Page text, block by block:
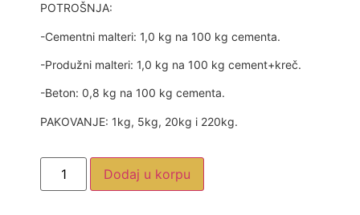
POTROŠNJA:
-Cementni malteri: 1,0 kg na 100 kg cementa.
-Produžni malteri: 1,0 kg na 100 kg cement+kreč.
-Beton: 0,8 kg na 100 kg cementa.
PAKOVANJE: 1kg, 5kg, 20kg i 220kg.
Dodaj u korpu